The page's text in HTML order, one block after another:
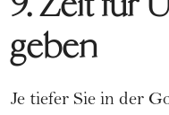
geben
Je tiefer Sie in der